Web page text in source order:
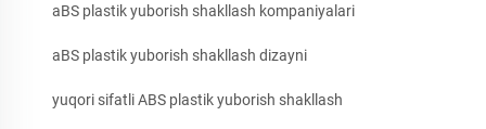
aBS plastik yuborish shakllash kompaniyalari
aBS plastik yuborish shakllash dizayni
yuqori sifatli ABS plastik yuborish shakllash